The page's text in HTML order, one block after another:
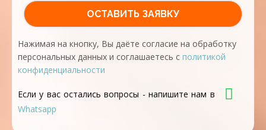
Нажимая на кнопку, Вы даёте согласие на обработку
персональных данных и соглашаетесь с политикой
конфиденциальности
Если у вас остались вопросы - напишите нам в
Whatsapp